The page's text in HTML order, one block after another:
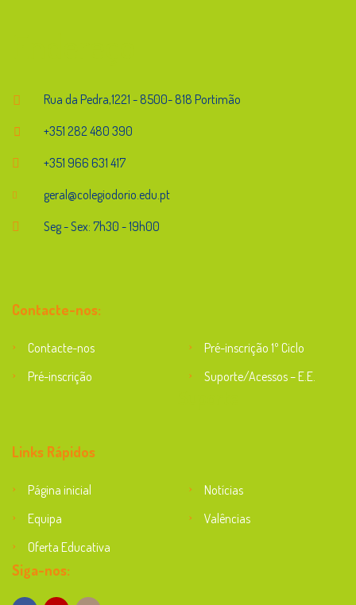
Rua da Pedra,1221 - 8500- 818 Portimão
+351 282 480 390
+351 966 631 417
geral@colegiodorio.edu.pt
Seg - Sex: 7h30 - 19h00
Contacte-nos:
Contacte-nos
Pré-inscrição 1º Ciclo
Pré-inscrição
Suporte/Acessos – E.E.
Links Rápidos
Página inicial
Notícias
Equipa
Valências
Oferta Educativa
Siga-nos: